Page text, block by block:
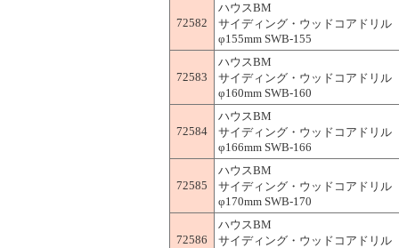
72582
ハウスBM
サイディング・ウッドコアドリ
φ155mm SWB-155
72583
ハウスBM
サイディング・ウッドコアドリ
φ160mm SWB-160
72584
ハウスBM
サイディング・ウッドコアドリ
φ166mm SWB-166
72585
ハウスBM
サイディング・ウッドコアドリ
φ170mm SWB-170
72586
ハウスBM
サイディング・ウッドコアドリ